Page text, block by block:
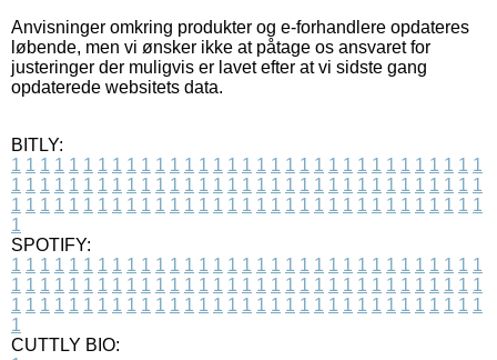
Anvisninger omkring produkter og e-forhandlere opdateres
løbende, men vi ønsker ikke at påtage os ansvaret for
justeringer der muligvis er lavet efter at vi sidste gang
opdaterede websitets data.
BITLY:
1 1 1 1 1 1 1 1 1 1 1 1 1 1 1 1 1 1 1 1 1 1 1 1 1 1 1 1 1 1 1 1 1
1 1 1 1 1 1 1 1 1 1 1 1 1 1 1 1 1 1 1 1 1 1 1 1 1 1 1 1 1 1 1 1 1
1 1 1 1 1 1 1 1 1 1 1 1 1 1 1 1 1 1 1 1 1 1 1 1 1 1 1 1 1 1 1 1 1
1
SPOTIFY:
1 1 1 1 1 1 1 1 1 1 1 1 1 1 1 1 1 1 1 1 1 1 1 1 1 1 1 1 1 1 1 1 1
1 1 1 1 1 1 1 1 1 1 1 1 1 1 1 1 1 1 1 1 1 1 1 1 1 1 1 1 1 1 1 1 1
1 1 1 1 1 1 1 1 1 1 1 1 1 1 1 1 1 1 1 1 1 1 1 1 1 1 1 1 1 1 1 1 1
1
CUTTLY BIO: